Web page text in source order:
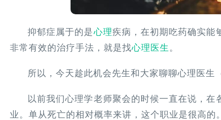
抑郁症属于的是心理疾病，在初期吃药确实能
非常有效的治疗手法，就是找心理医生 。
所以，今天趁此机会先生和大家聊聊心理医生
以前我们心理学老师聚会的时候一直在说，
业。单从死亡的相对概率来讲，这个职业是很高的